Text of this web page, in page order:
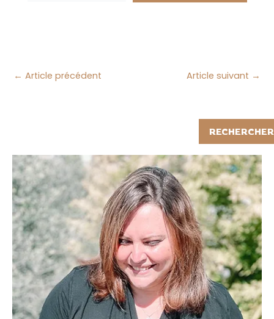
← Article précédent Article suivant →
RECHERCHER